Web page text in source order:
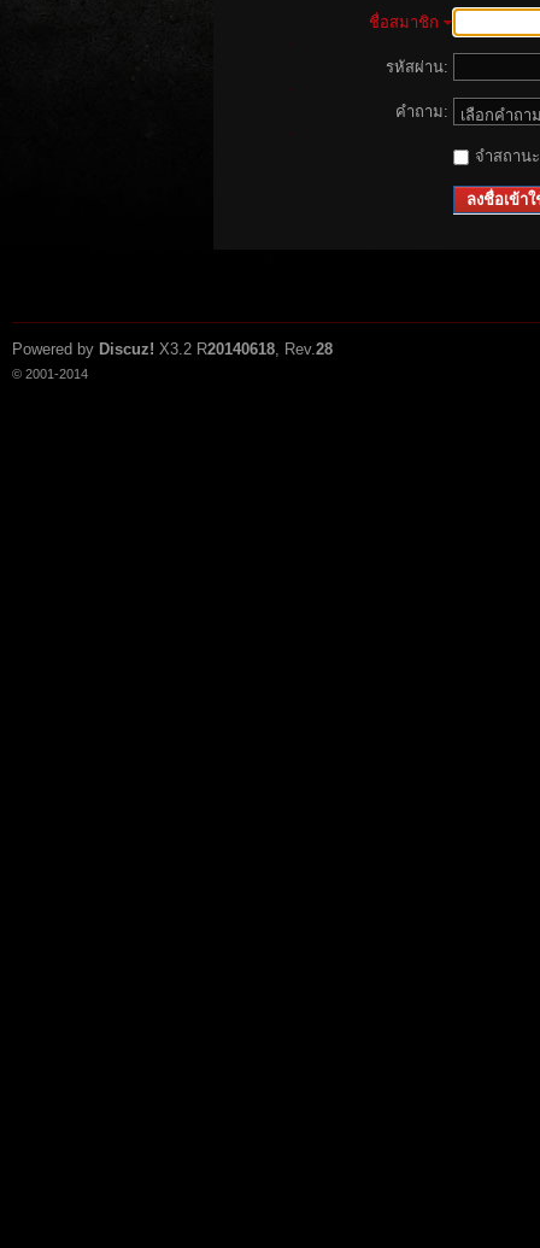
ชื่อสมาชิก
รหัสผ่าน:
คำถาม:
จำสถาน
ลงชื่อเข้าใ
Powered by Discuz! X3.2 R20140618, Rev.28
© 2001-2014